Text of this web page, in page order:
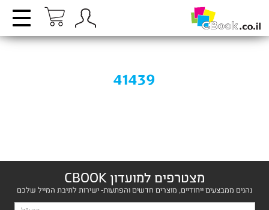
41439
מצטרפים למועדון CBOOK
נהנים ממבצעים ייחודיים, מוצרים חדשים והפתעות- ישירות לתיבת המייל שלכם